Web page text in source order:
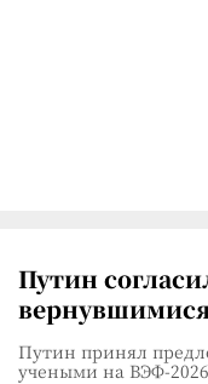
Путин
Путин принял
учеными на ВЭФ-2026